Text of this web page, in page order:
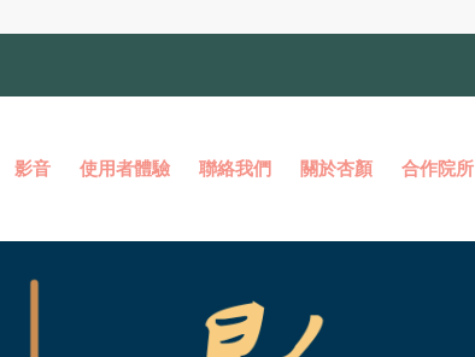
影音 使用者體驗 聯絡我們 關於杏顏 合作院所